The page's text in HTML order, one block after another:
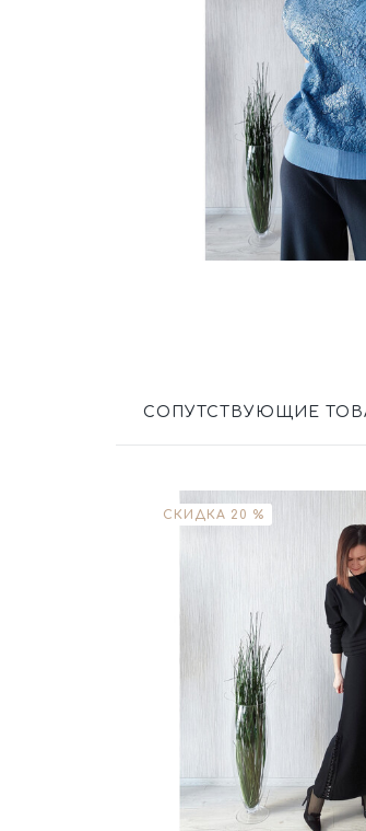
Размер
XL
Цвет
Голубой
В корзину
СОПУТСТВУЮЩИЕ
СКИДКА 20 %
Размер
L XL
Цвет
Черный
В корзину